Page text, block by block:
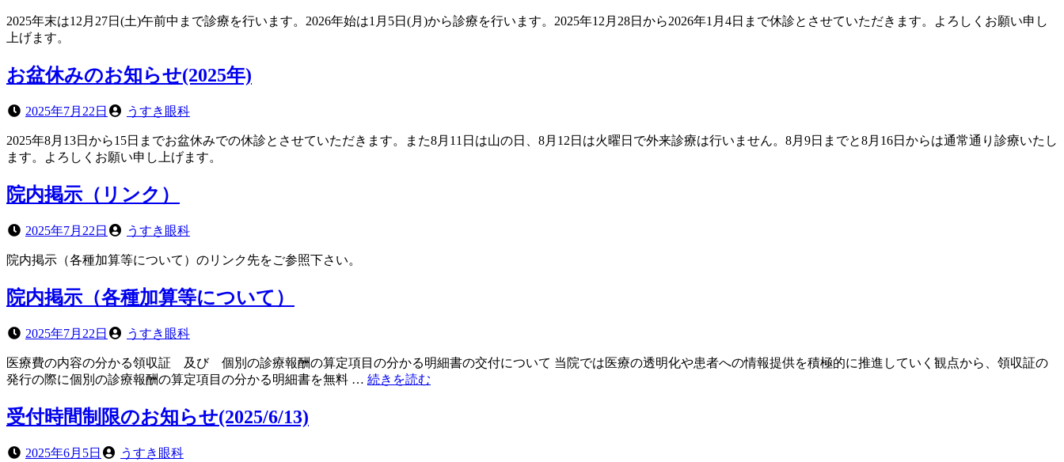
て）”の
日
者
2025年末は12月27日(土)午前中まで診療を行います。2026年始は1月5日(月)から診療を行います。2025年12月28日から2026年1月4日まで休診とさせていただきます。よろしくお願い申し
上げます。
お盆休みのお知らせ(2025年)
投
日
2025年7月22日
投
者
うすき眼科
2025年8月13日から15日までお盆休みでの休診とさせていただきます。また8月11日は山の日、8月12日は火曜日で外来診療は行いません。8月9日までと8月16日からは通常通り診療いたし
ます。よろしくお願い申し上げます。
院内掲示（リンク）
投
日
2025年7月22日
投
者
うすき眼科
院内掲示（各種加算等について）のリンク先をご参照下さい。
院内掲示（各種加算等について）
投
日
2025年7月22日
投
者
うすき眼科
医療費の内容の分かる領収証 及び 個別の診療報酬の算定項目の分かる明細書の交付について 当院では医療の透明化や患者への情報提供を積極的に推進していく観点から、領収証の
発行の際に個別の診療報酬の算定項目の分かる明細書を無料 … “院
続きを読む
受付時間制限のお知らせ(2025/6/13)
投
2025年6月5日
投
うすき眼科